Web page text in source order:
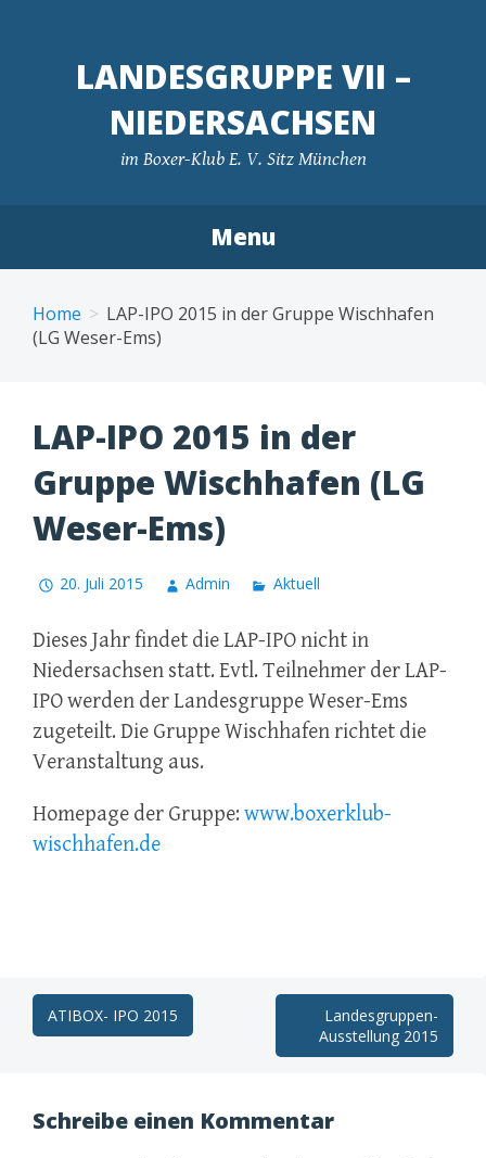
LANDESGRUPPE VII –
NIEDERSACHSEN
im Boxer-Klub E. V. Sitz München
Menu
content
Home
LAP-IPO 2015 in der Gruppe Wischhafen
(LG Weser-Ems)
LAP-IPO 2015 in der
Gruppe Wischhafen (LG
Weser-Ems)
20. Juli 2015 Admin Aktuell
Dieses Jahr findet die LAP-IPO nicht in
Niedersachsen statt. Evtl. Teilnehmer der LAP-
IPO werden der Landesgruppe Weser-Ems
zugeteilt. Die Gruppe Wischhafen richtet die
Veranstaltung aus.
Homepage der Gruppe: www.boxerklub-
wischhafen.de
PostATIBOX- IPO 2015
Landesgruppen-
Ausstellung 2015
Schreibe einen Kommentar